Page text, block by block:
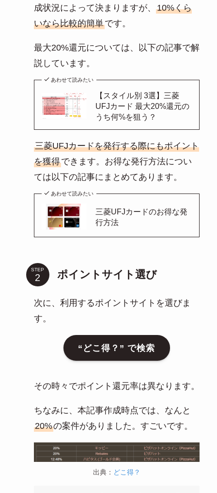
成状況によって決まりますが、 10%くら
いなら比較的簡単です。
最大20%還元については、以下の記事で解
説しています。
あわせて読みたい
【スタイル別 3選】三菱
UFJカード 最大20%還元の
うち何%を狙う？
三菱UFJカードを発行する際にもポイント
を獲得できます。お得な発行方法につい
ては以下の記事にまとめてあります。
あわせて読みたい
三菱UFJカードのお得な発
行方法
STEP ポイントサイト選び
次に、利用するポイントサイトを選びま
す。
“どこ得？” で検索
その時々でポイント還元率は異なります。
ちなみに、本記事作成時点では、なんと
20%の案件がありました。すごいです。
出典： どこ得？